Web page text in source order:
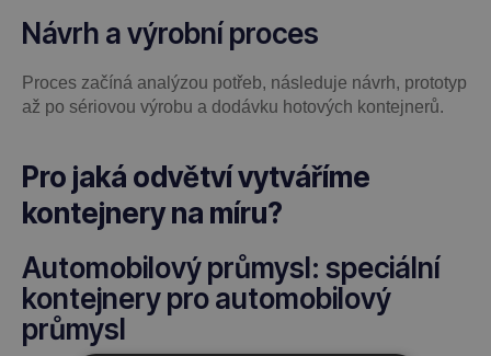
Návrh a výrobní proces
Proces začíná analýzou potřeb, následuje návrh, prototyp
až po sériovou výrobu a dodávku hotových kontejnerů.
Pro jaká odvětví vytváříme
kontejnery na míru?
Automobilový průmysl: speciální
kontejnery pro automobilový
průmysl